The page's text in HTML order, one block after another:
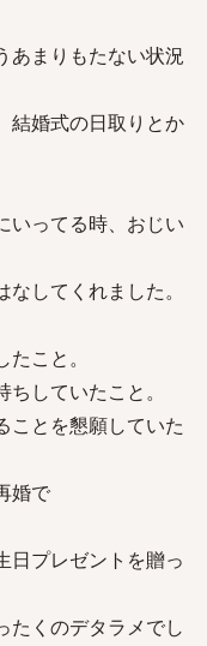
あまりもたない状況
結婚式の日取りとか
いってる時、おじい
してくれました。
こと。
していたこと。
ことを懇願していた
婚で
日プレゼントを贈っ
たくのデタラメでし